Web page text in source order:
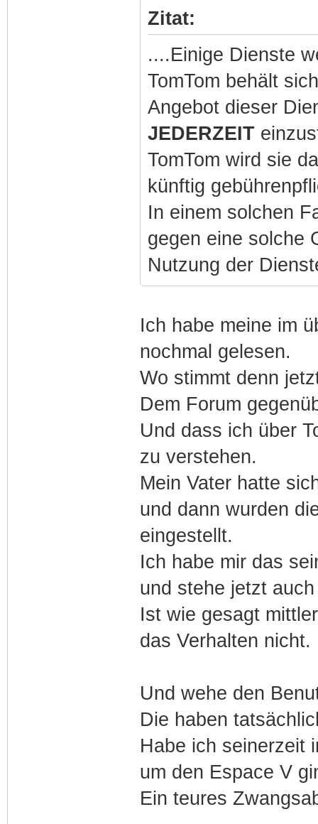
Zitat:
....Einige Dienste
TomTom behält
Angebot dieser
JEDERZEIT
TomTom wird sie
künftig
In einem solchen
gegen eine solche
Nutzung der
Ich habe meine im
nochmal gelesen.
Wo stimmt denn
Dem Forum
Und dass ich über
zu verstehen.
Mein Vater hatte
und dann wurden
eingestellt.
Ich habe mir das
und stehe jetzt
Ist wie gesagt
das Verhalten nicht.
Und wehe den
Die haben
Habe ich seinerzeit
um den Espace V
Ein teures